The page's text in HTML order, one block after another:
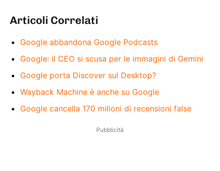
Articoli Correlati
Google abbandona Google Podcasts
Google: il CEO si scusa per le immagini di Gemini
Google porta Discover sul Desktop?
Wayback Machine è anche su Google
Google cancella 170 milioni di recensioni false
Pubblicità